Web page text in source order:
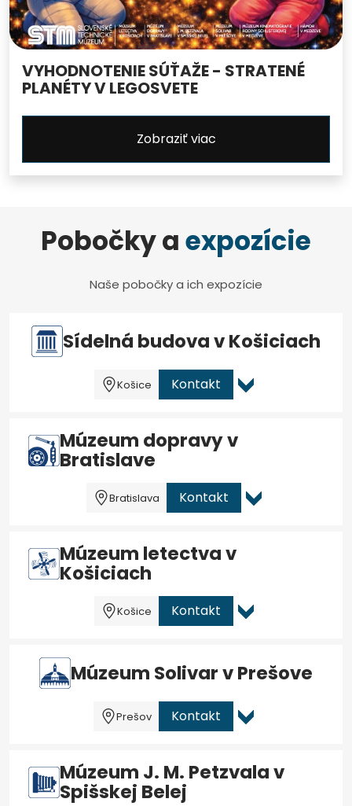
VYHODNOTENIE SÚŤAŽE - STRATENÉ
PLANÉTY V LEGOSVETE
Zobraziť viac
Pobočky aexpozície
Naše pobočky a ich expozície
Sídelná budova v Košiciach
Košice Kontakt
Múzeum dopravy v
Bratislave
Bratislava Kontakt
Múzeum letectva v
Košiciach
Košice Kontakt
Múzeum Solivar v Prešove
Prešov Kontakt
Múzeum J. M. Petzvala v
Spišskej Belej